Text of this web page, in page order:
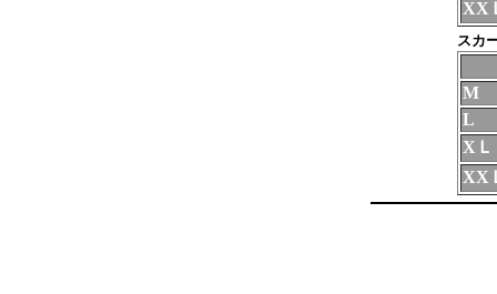
XX
スカ
M
L
XＬ
XX